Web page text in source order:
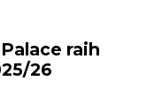
raih
26